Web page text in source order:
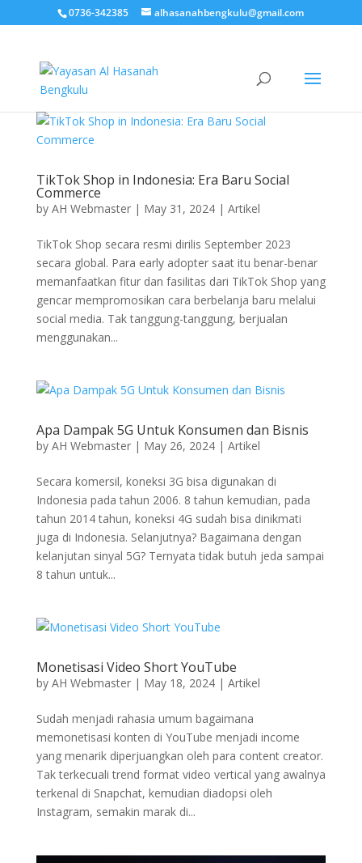
0736-342385 alhasanahbengkulu@gmail.com
TikTok Shop in Indonesia: Era Baru Social
Commerce
by AH Webmaster| May 31, 2024| Artikel
TikTok Shop secara resmi dirilis September 2023
secara global. Para early adopter saat itu benar-benar
memanfaatkan fitur dan fasilitas dari TikTok Shop yang
gencar mempromosikan cara berbelanja baru melalui
social media. Tak tanggung-tanggung, berjualan
menggunakan...
Apa Dampak 5G Untuk Konsumen dan Bisnis
by AH Webmaster| May 26, 2024| Artikel
Secara komersil, koneksi 3G bisa digunakan di
Indonesia pada tahun 2006. 8 tahun kemudian, pada
tahun 2014 tahun, koneksi 4G sudah bisa dinikmati
juga di Indonesia. Selanjutnya? Bagaimana dengan
kelanjutan sinyal 5G? Ternyata tidak butuh jeda sampai
8 tahun untuk...
Monetisasi Video Short YouTube
by AH Webmaster| May 18, 2024| Artikel
Sudah menjadi rahasia umum bagaimana
memonetisasi konten di YouTube menjadi income
yang menarik diperjuangkan oleh para content creator.
Tak terkecuali trend format video vertical yang awalnya
terkenal di Snapchat, kemudian diadopsi oleh
Instagram, semakin marak di...